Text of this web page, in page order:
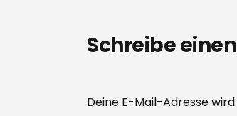
Schreibe
Deine E-Mail-Adresse